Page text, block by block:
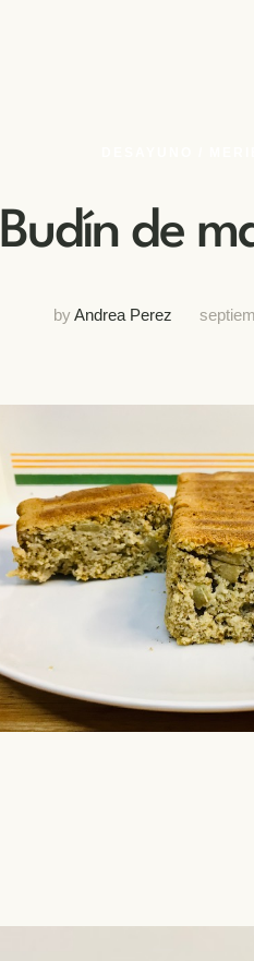
Budín de
byAndrea Perez